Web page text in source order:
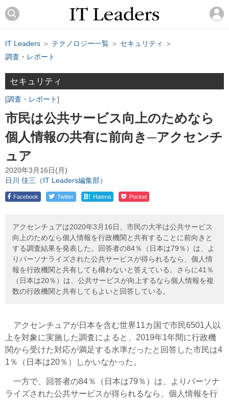
IT Leaders ＞ テクノロジー一覧 ＞ セキュリティ
＞
調査・レポート
セキュリティ
調査・レポート
市民は公共サービス向上のためなら
個人情報の共有に前向き─アクセンチ
ュア
2020年3月16日(月)
日川 佳三（IT Leaders編集部）
Facebook Twitter ! Hatena Pocket
アクセンチュアは2020年3月16日、市民の大半は公共サービス
向上のためなら個人情報を行政機関と共有することに前向きと
する調査結果を発表した。回答者の84％（日本は79％）は、よ
りパーソナライズされた公共サービスが得られるなら、個人情
報を行政機関と共有しても構わないと答えている。さらに41％
（日本は20％）は、公共サービスが向上するなら個人情報を複
数の行政機関と共有してもよいと回答している。
アクセンチュアが日本を含む世界11カ国で市民6501人以
上を対象に実施した調査によると、2019年1年間に行政機
関から受けた対応が満足する水準だったと回答した市民は4
1％（日本は20％）しかいなかった。
一方で、回答者の84％（日本は79％）は、よりパーソナ
ライズされた公共サービスが得られるなら、個人情報を行